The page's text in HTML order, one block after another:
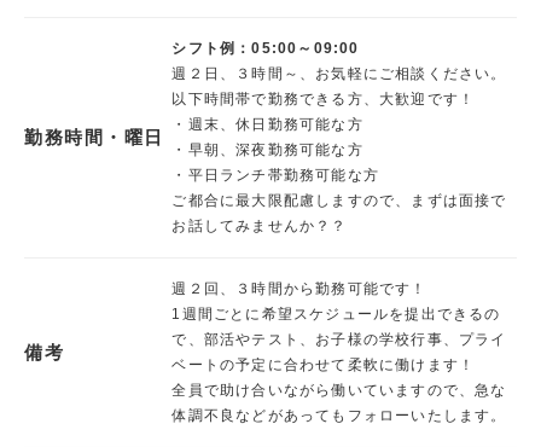
勤務時間・曜日
シフト例：05:00～09:00
週２日、３時間～、お気軽にご相談ください。
以下時間帯で勤務できる方、大歓迎です！
・週末、休日勤務可能な方
・早朝、深夜勤務可能な方
・平日ランチ帯勤務可能な方
ご都合に最大限配慮しますので、まずは面接で
お話してみませんか？？
備考
週２回、３時間から勤務可能です！
1週間ごとに希望スケジュールを提出できるの
で、部活やテスト、お子様の学校行事、プライ
ベートの予定に合わせて柔軟に働けます！
全員で助け合いながら働いていますので、急な
体調不良などがあってもフォローいたします。